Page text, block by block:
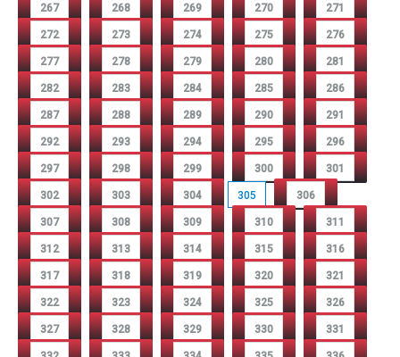
267 268 269 270 271
272 273 274 275 276
277 278 279 280 281
282 283 284 285 286
287 288 289 290 291
292 293 294 295 296
297 298 299 300 301
302 303 304 305 306
307 308 309 310 311
312 313 314 315 316
317 318 319 320 321
322 323 324 325 326
327 328 329 330 331